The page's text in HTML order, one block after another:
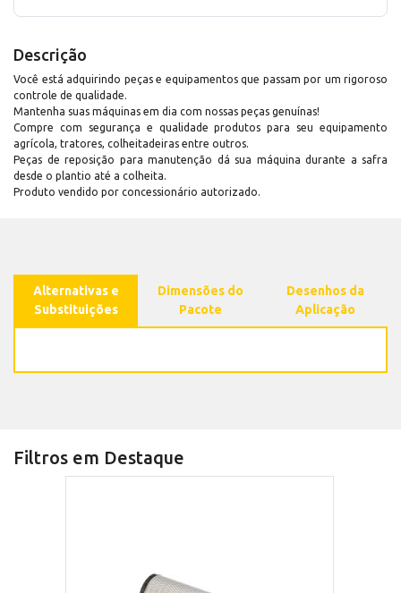
Descrição
Você está adquirindo peças e equipamentos que passam por um rigoroso
controle de qualidade.
Mantenha suas máquinas em dia com nossas peças genuínas!
Compre com segurança e qualidade produtos para seu equipamento
agrícola, tratores, colheitadeiras entre outros.
Peças de reposição para manutenção dá sua máquina durante a safra
desde o plantio até a colheita.
Produto vendido por concessionário autorizado.
Alternativas e
Substituições
Dimensões do
Pacote
Desenhos da
Aplicação
Filtros em Destaque